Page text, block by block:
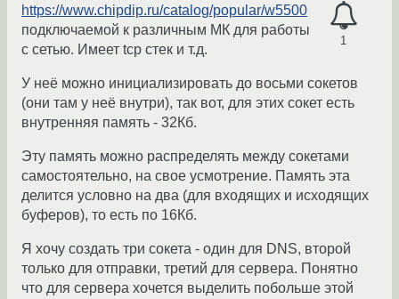
1
https://www.chipdip.ru/catalog/popular/w5500
подключаемой к различным МК для работы
с сетью. Имеет tcp стек и т.д.
У неё можно инициализировать до восьми сокетов
(они там у неё внутри), так вот, для этих сокет есть
внутренняя память - 32Кб.
Эту память можно распределять между сокетами
самостоятельно, на свое усмотрение. Память эта
делится условно на два (для входящих и исходящих
буферов), то есть по 16Кб.
Я хочу создать три сокета - один для DNS, второй
только для отправки, третий для сервера. Понятно
что для сервера хочется выделить побольше этой